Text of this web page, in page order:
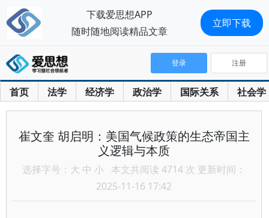
首页 法学 经济学 政治学 国际关系 社会学
登录 注册
崔文奎 胡启明：美国气候政策的生态帝国主
义逻辑与本质
选择字号： 大 中 小 本文共阅读 4714 次 更新时间：
2025-11-16 17:42
下载爱思想APP
随时随地阅读精品文章
立即下载